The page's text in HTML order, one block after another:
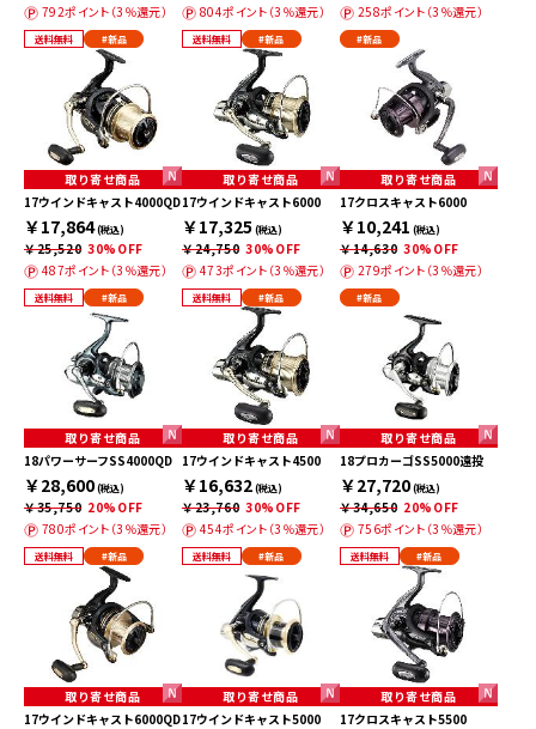
792ポイント（3％還元）
送料無料 #新品
804ポイント（3％還元）
送料無料 #新品
258ポイント（3％還元）
#新品
取り寄せ商品
17ウインドキャスト4000QD
￥17,864(税込)
￥25,520 30%OFF
487ポイント（3％還元）
送料無料 #新品
取り寄せ商品
17ウインドキャスト6000
￥17,325 (税込)
￥24,750 30%OFF
473ポイント（3％還元）
送料無料 #新品
取り寄せ商品
17クロスキャスト6000
￥10,241 (税込)
￥14,630 30%OFF
279ポイント（3％還元）
#新品
取り寄せ商品
18パワーサーフSS4000QD
￥28,600(税込)
￥35,750 20%OFF
780ポイント（3％還元）
送料無料 #新品
取り寄せ商品
17ウインドキャスト4500
￥16,632(税込)
￥23,760 30%OFF
454ポイント（3％還元）
送料無料 #新品
取り寄せ商品
18プロカーゴSS5000遠投
￥27,720(税込)
￥34,650 20%OFF
756ポイント（3％還元）
送料無料 #新品
取り寄せ商品
17ウインドキャスト6000QD
取り寄せ商品
17ウインドキャスト5000
取り寄せ商品
17クロスキャスト5500